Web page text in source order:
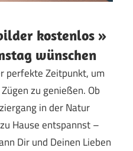
kostenlos »
wünschen
perfekte Zeitpunkt, um
zu genießen. Ob
in der Natur
Hause entspannst –
Dir und Deinen Lieben